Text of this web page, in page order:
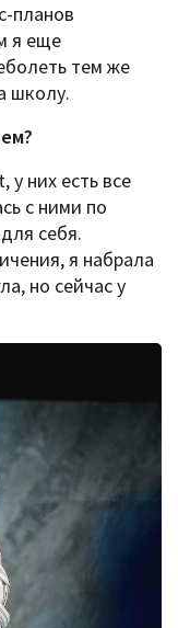
планов
я еще
тем же
школу.
них есть все
с ними по
себя.
я набрала
но сейчас у